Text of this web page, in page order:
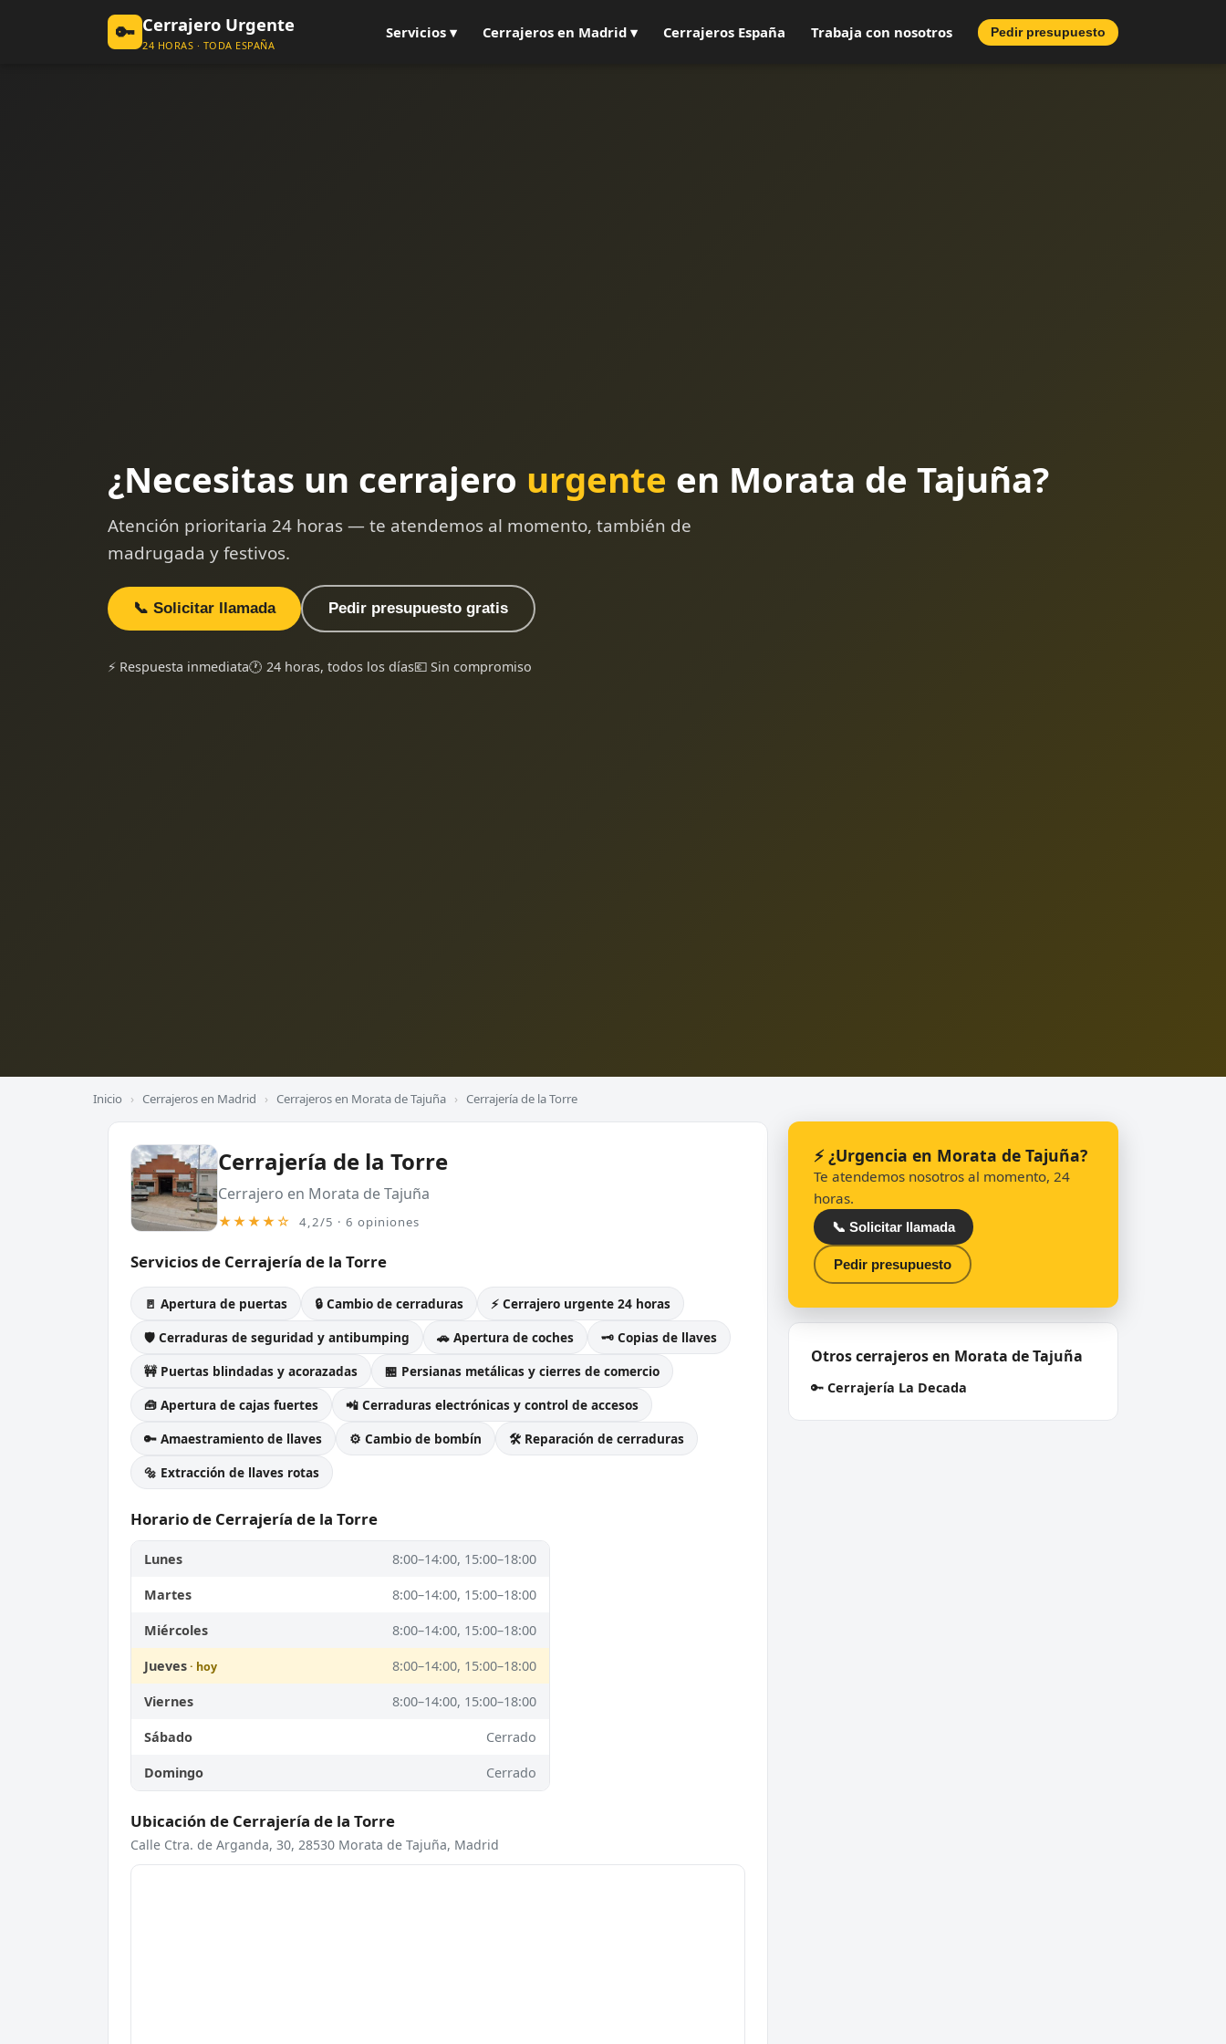
🔑 Cerrajero Urgente
24 HORAS · TODA ESPAÑA
Servicios ▾ Cerrajeros en Madrid ▾ Cerrajeros España Trabaja con nosotros Pedir presupuesto
¿Necesitas un cerrajero urgente en Morata de Tajuña?
Atención prioritaria 24 horas — te atendemos al momento, también de
madrugada y festivos.
📞 Solicitar llamada Pedir presupuesto gratis
⚡ Respuesta inmediata🕐 24 horas, todos los días💶 Sin compromiso
Inicio › Cerrajeros en Madrid › Cerrajeros en Morata de Tajuña › Cerrajería de la Torre
Cerrajería de la Torre
Cerrajero en Morata de Tajuña
★★★★☆ 4,2/5 · 6 opiniones
Servicios de Cerrajería de la Torre
🚪 Apertura de puertas 🔒 Cambio de cerraduras
⚡ Cerrajero urgente 24 horas
🛡️ Cerraduras de seguridad y antibumping
🚗 Apertura de coches
🗝️ Copias de llaves
🚧 Puertas blindadas y acorazadas
🏪 Persianas metálicas y cierres de comercio
🧰 Apertura de cajas fuertes
📲 Cerraduras electrónicas y control de accesos
🔑 Amaestramiento de llaves
⚙️ Cambio de bombín
🛠️ Reparación de cerraduras
🔩 Extracción de llaves rotas
Horario de Cerrajería de la Torre
Lunes 8:00–14:00, 15:00–18:00
Martes 8:00–14:00, 15:00–18:00
Miércoles 8:00–14:00, 15:00–18:00
Jueves 8:00–14:00, 15:00–18:00
Viernes 8:00–14:00, 15:00–18:00
Sábado Cerrado
Domingo Cerrado
Ubicación de Cerrajería de la Torre
Calle Ctra. de Arganda, 30, 28530 Morata de Tajuña, Madrid
⚡ ¿Urgencia en Morata de Tajuña?
Te atendemos nosotros al momento, 24
horas.
📞 Solicitar llamada
Pedir presupuesto
Otros cerrajeros en Morata de Tajuña
🔑 Cerrajería La Decada